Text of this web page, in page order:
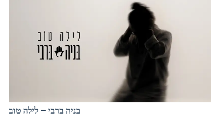
בניה ברבי – לילה טוב